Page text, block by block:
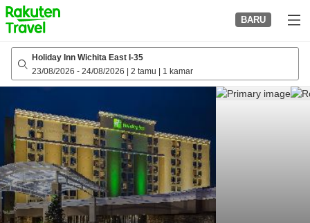
to
top
page
BARU
Holiday Inn Wichita East I-35
23/08/2026 - 24/08/2026 2 tamu 1 kamar